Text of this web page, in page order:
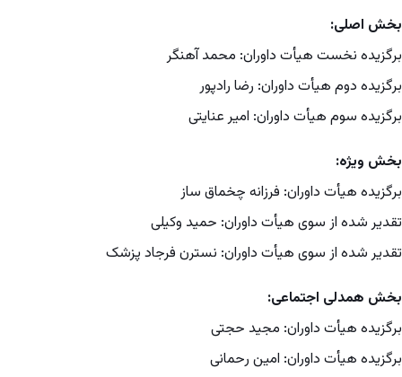
بخش اصلی:
برگزیده نخست هیأت داوران: محمد آهنگر
برگزیده دوم هیأت داوران: رضا رادپور
برگزیده سوم هیأت داوران: امیر عنایتی
بخش ویژه:
برگزیده هیأت داوران: فرزانه چخماق ساز
تقدیر شده از سوی هیأت داوران: حمید وکیلی
تقدیر شده از سوی هیأت داوران: نسترن فرجاد پزشک
بخش همدلی اجتماعی:
برگزیده هیأت داوران: مجید حجتی
برگزیده هیأت داوران: امین رحمانی